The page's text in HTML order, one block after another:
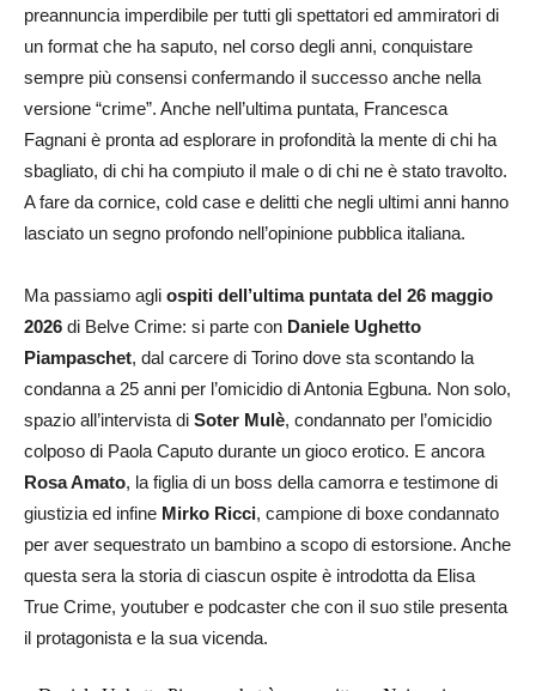
preannuncia imperdibile per tutti gli spettatori ed ammiratori di
un format che ha saputo, nel corso degli anni, conquistare
sempre più consensi confermando il successo anche nella
versione “crime”. Anche nell’ultima puntata, Francesca
Fagnani è pronta ad esplorare in profondità la mente di chi ha
sbagliato, di chi ha compiuto il male o di chi ne è stato travolto.
A fare da cornice, cold case e delitti che negli ultimi anni hanno
lasciato un segno profondo nell’opinione pubblica italiana.
Ma passiamo agli ospiti dell’ultima puntata del 26 maggio
2026 di Belve Crime: si parte con Daniele Ughetto
Piampaschet, dal carcere di Torino dove sta scontando la
condanna a 25 anni per l’omicidio di Antonia Egbuna. Non solo,
spazio all’intervista di Soter Mulè, condannato per l’omicidio
colposo di Paola Caputo durante un gioco erotico. E ancora
Rosa Amato, la figlia di un boss della camorra e testimone di
giustizia ed infine Mirko Ricci, campione di boxe condannato
per aver sequestrato un bambino a scopo di estorsione. Anche
questa sera la storia di ciascun ospite è introdotta da Elisa
True Crime, youtuber e podcaster che con il suo stile presenta
il protagonista e la sua vicenda.